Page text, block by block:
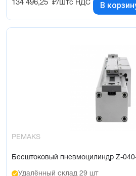
134 496,25 ₽/штс НДС В
PEMAKS
Бесштоковый пневмоцилиндр Z-
Удалённый склад 29 шт